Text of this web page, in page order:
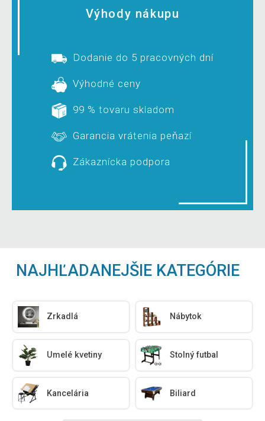
Výhody nákupu
Dodanie do 5 pracovných dní
Výhodné ceny
99 % tovaru skladom
Garancia vrátenia peňazí
Zákaznícka podpora
NAJHĽADANEJŠIE KATEGÓRIE
Zrkadlá Nábytok
Umelé kvetiny Stolný futbal
Kancelária Biliard